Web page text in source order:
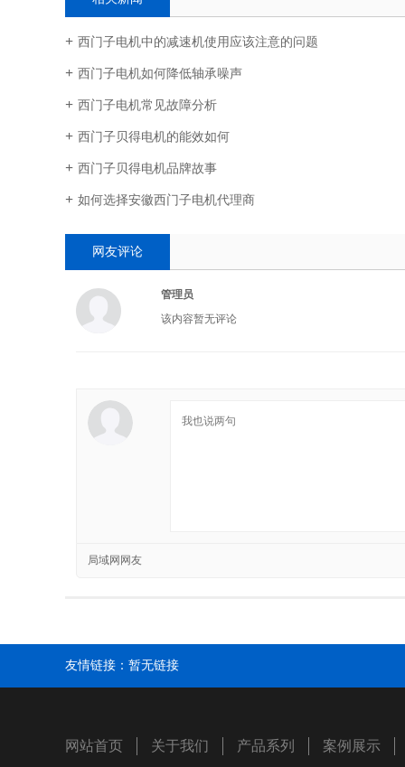
西门子电机中的减速机使用应该注意的问题
西门子电机如何降低轴承噪声
西门子电机常见故障分析
西门子贝得电机的能效如何
西门子贝得电机品牌故事
如何选择安徽西门子电机代理商
网友评论
管理员
该内容暂无评论
局域网网友
友情链接： 暂无链接
网站首页 关于我们 产品系列 案例展示